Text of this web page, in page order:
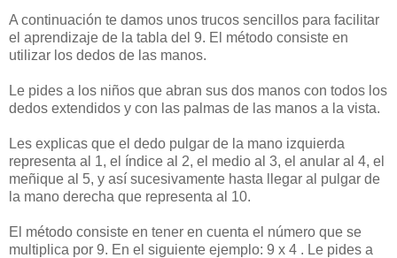
A continuación te damos unos trucos sencillos para facilitar
el aprendizaje de la tabla del 9. El método consiste en
utilizar los dedos de las manos.
Le pides a los niños que abran sus dos manos con todos los
dedos extendidos y con las palmas de las manos a la vista.
Les explicas que el dedo pulgar de la mano izquierda
representa al 1, el índice al 2, el medio al 3, el anular al 4, el
meñique al 5, y así sucesivamente hasta llegar al pulgar de
la mano derecha que representa al 10.
El método consiste en tener en cuenta el número que se
multiplica por 9. En el siguiente ejemplo: 9 x 4 . Le pides a